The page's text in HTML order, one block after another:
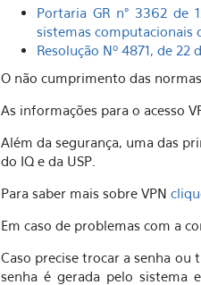
Portaria GR n° 3362 de
sistemas computacionais
Resolução Nº 4871, de
O não cumprimento das
As informações para o acesso
Além da segurança, uma das
do IQ e da USP.
Para saber mais sobre VPN
Em caso de problemas com a
Caso precise trocar a senha ou
senha é gerada pelo sistema